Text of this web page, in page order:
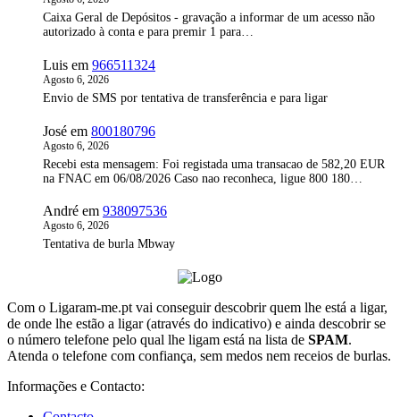
Caixa Geral de Depósitos - gravação a informar de um acesso não
autorizado à conta e para premir 1 para…
Luis em 966511324
Agosto 6, 2026
Envio de SMS por tentativa de transferência e para ligar
José em 800180796
Agosto 6, 2026
Recebi esta mensagem: Foi registada uma transacao de 582,20 EUR
na FNAC em 06/08/2026 Caso nao reconheca, ligue 800 180…
André em 938097536
Agosto 6, 2026
Tentativa de burla Mbway
Com o Ligaram-me.pt vai conseguir descobrir quem lhe está a ligar,
de onde lhe estão a ligar (através do indicativo) e ainda descobrir se
o número telefone pelo qual lhe ligam está na lista de SPAM.
Atenda o telefone com confiança, sem medos nem receios de burlas.
Informações e Contacto: